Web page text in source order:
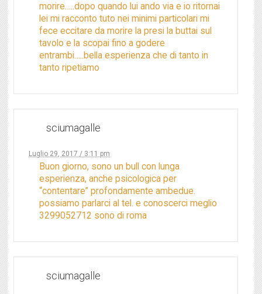
morire…..dopo quando lui ando via e io ritornai
lei mi racconto tuto nei minimi particolari mi
fece eccitare da morire la presi la buttai sul
tavolo e la scopai fino a godere
entrambi…..bella esperienza che di tanto in
tanto ripetiamo
sciumagalle
Luglio 29, 2017 / 3:11 pm
Buon giorno, sono un bull con lunga
esperienza, anche psicologica per
“contentare” profondamente ambedue.
possiamo parlarci al tel. e conoscerci meglio
3299052712 sono di roma
sciumagalle